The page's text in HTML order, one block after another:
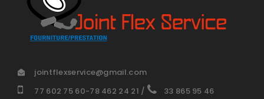
jointflexservice@gmail.com
77 602 75 60-78 462 24 21 /
33 865 95 46